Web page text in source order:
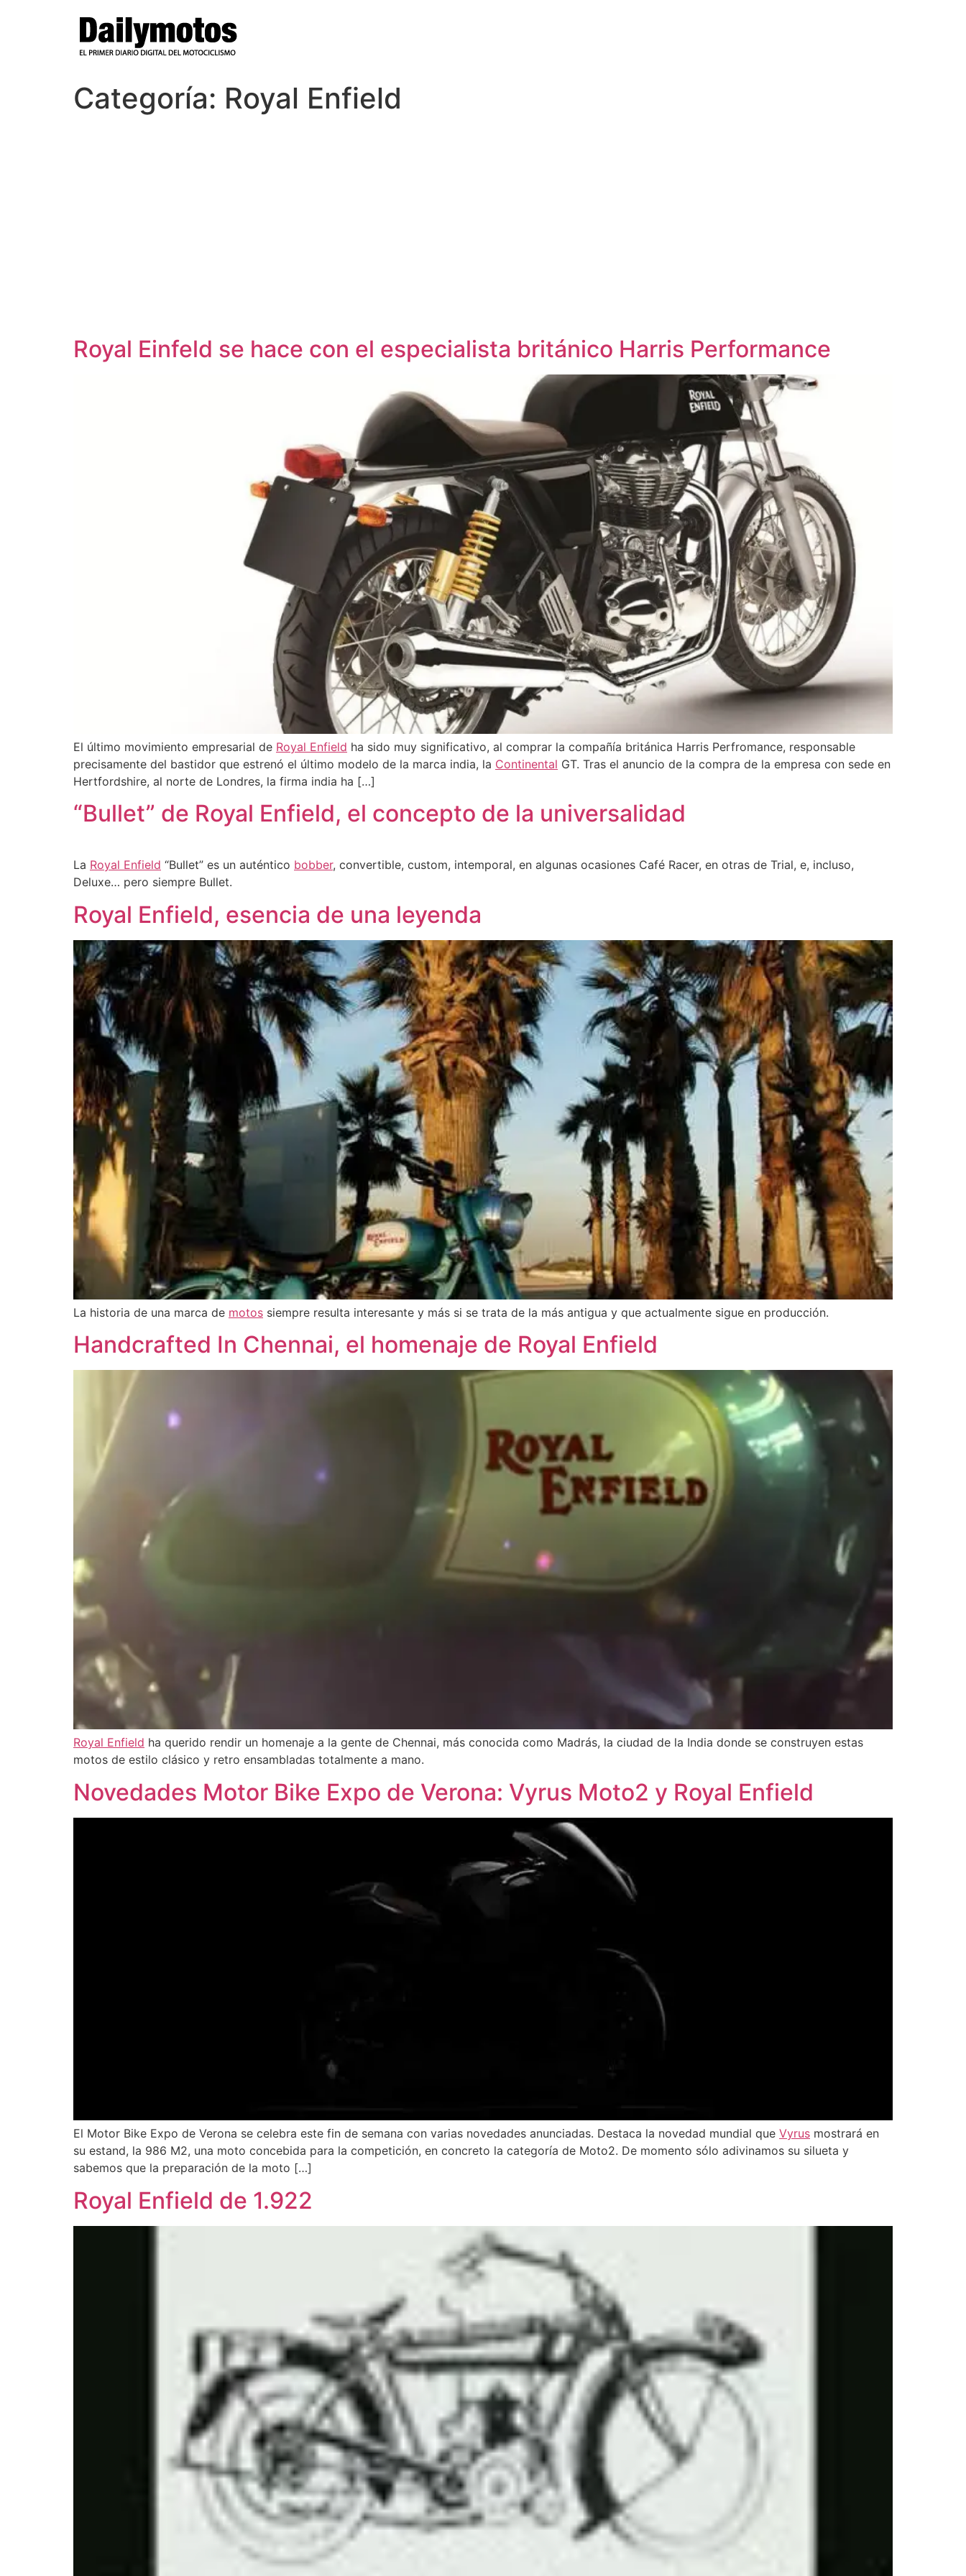
Categoría: Royal Enfield
Royal Einfeld se hace con el especialista británico Harris Performance
El último movimiento empresarial de Royal Enfield ha sido muy significativo, al comprar la compañía británica Harris Perfromance, responsable
precisamente del bastidor que estrenó el último modelo de la marca india, la Continental GT. Tras el anuncio de la compra de la empresa con sede en
Hertfordshire, al norte de Londres, la firma india ha […]
“Bullet” de Royal Enfield, el concepto de la universalidad
La Royal Enfield “Bullet” es un auténtico bobber, convertible, custom, intemporal, en algunas ocasiones Café Racer, en otras de Trial, e, incluso,
Deluxe… pero siempre Bullet.
Royal Enfield, esencia de una leyenda
La historia de una marca de motos siempre resulta interesante y más si se trata de la más antigua y que actualmente sigue en producción.
Handcrafted In Chennai, el homenaje de Royal Enfield
Royal Enfield ha querido rendir un homenaje a la gente de Chennai, más conocida como Madrás, la ciudad de la India donde se construyen estas
motos de estilo clásico y retro ensambladas totalmente a mano.
Novedades Motor Bike Expo de Verona: Vyrus Moto2 y Royal Enfield
El Motor Bike Expo de Verona se celebra este fin de semana con varias novedades anunciadas. Destaca la novedad mundial que Vyrus mostrará en
su estand, la 986 M2, una moto concebida para la competición, en concreto la categoría de Moto2. De momento sólo adivinamos su silueta y
sabemos que la preparación de la moto […]
Royal Enfield de 1.922